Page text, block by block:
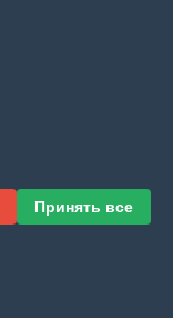
Принять все